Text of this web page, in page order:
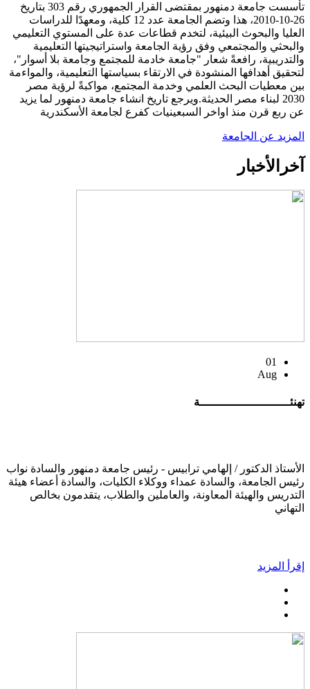
تأسست جامعة دمنهور بمقتضى القرار الجمهوري رقم 303 بتاريخ
26-10-2010، هذا وتضم الجامعة عدد 12 كلية، ومعهدًا للدراسات
العليا والبحوث البيئية، لتخدم قطاعات عدة على المستوي التعليمي
والبحثي والمجتمعي وفق رؤية الجامعة واستراتيجيتها التعليمية
والتدريبية، رافعةً شعار "جامعة خادمة للمجتمع وجامعة بلا أسوار"،
لتحقيق أهدافها المنشودة في الارتقاء بسياستها التعليمية، والمواءمة
بين معطيات البحث العلمي وخدمة المجتمع، مواكبةً لرؤية مصر
2030 لبناء مصر الحديثة.ويرجع تاريخ انشاء جامعة دمنهور لما يزيد
عن ربع قرن منذ اواخر السبعينيات كفرع لجامعة الأسكندرية
المزيد عن الجامعة
آخر الأخبار
01
Aug
تهنئــــــــــــــــــــــــــة
الأستاذ الدكتور / إلهامي ترابيس - رئيس جامعة دمنهور والسادة نواب
رئيس الجامعة، والسادة عمداء ووكلاء الكليات، والسادة أعضاء هيئة
التدريس والهيئة المعاونة، والعاملين والطلاب، يتقدمون بخالص
التهاني
إقرأ المزيد